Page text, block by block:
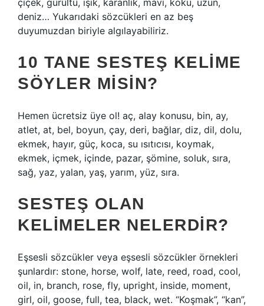
çiçek, gürültü, ışık, karanlık, mavi, koku, uzun,
deniz… Yukarıdaki sözcükleri en az beş
duyumuzdan biriyle algılayabiliriz.
10 TANE SESTEŞ KELIME
SÖYLER MISIN?
Hemen ücretsiz üye ol! aç, alay konusu, bin, ay,
atlet, at, bel, boyun, çay, deri, bağlar, diz, dil, dolu,
ekmek, hayır, güç, koca, su ısıtıcısı, koymak,
ekmek, içmek, içinde, pazar, şömine, soluk, sıra,
sağ, yaz, yalan, yaş, yarım, yüz, sıra.
SESTEŞ OLAN
KELIMELER NELERDIR?
Eşsesli sözcükler veya eşsesli sözcükler örnekleri
şunlardır: stone, horse, wolf, late, reed, road, cool,
oil, in, branch, rose, fly, upright, inside, moment,
girl, oil, goose, full, tea, black, wet. “Koşmak”, “kan”,